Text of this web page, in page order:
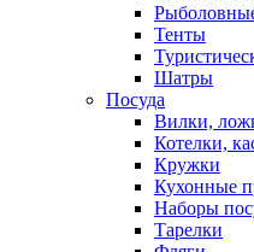
Тенты
Шатры
Посуда
Вилки,
Котелки,
Кружки
Кухонные
Наборы
Тарелки